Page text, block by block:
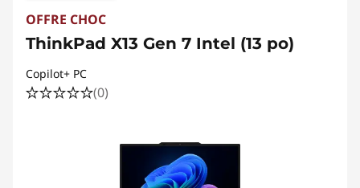
OFFRE CHOC
ThinkPad X13 Gen 7 Intel (13 po)
Copilot+ PC
(0)